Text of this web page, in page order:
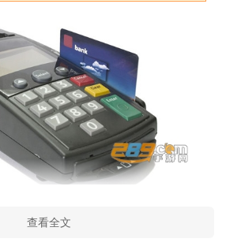
，上海智慧保安移动信息服务平台，为
查看全文